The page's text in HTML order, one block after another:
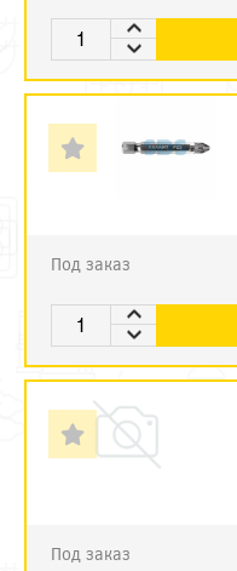
Под заказ
Под заказ